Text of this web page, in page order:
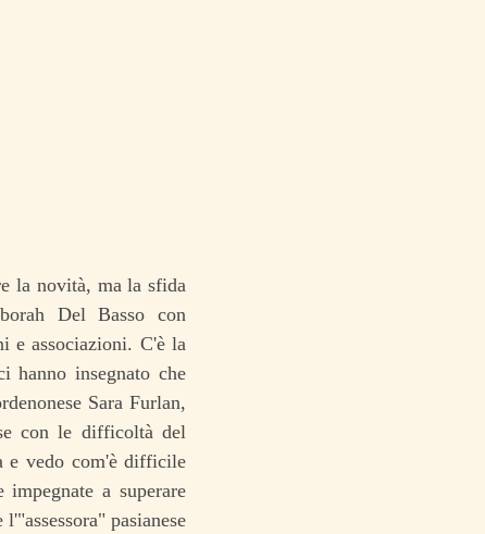
la novità, ma la sfida
Del Basso con
e associazioni. C'è la
hanno insegnato che
Sara Furlan,
con le difficoltà del
e vedo com'è difficile
a superare
pasianese